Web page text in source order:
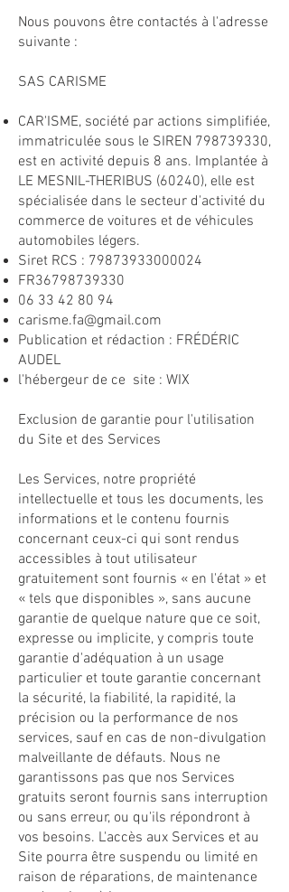
Nous pouvons être contactés à l'adresse
suivante :
SAS CARISME
CAR'ISME, société par actions simplifiée,
immatriculée sous le SIREN 798739330,
est en activité depuis 8 ans. Implantée à
LE MESNIL-THERIBUS (60240), elle est
spécialisée dans le secteur d'activité du
commerce de voitures et de véhicules
automobiles légers.
Siret RCS : 79873933000024
FR36798739330
06 33 42 80 94
carisme.fa@gmail.com
Publication et rédaction : FRÉDÉRIC
AUDEL
l'hébergeur de ce site : WIX
Exclusion de garantie pour l'utilisation
du Site et des Services
Les Services, notre propriété
intellectuelle et tous les documents, les
informations et le contenu fournis
concernant ceux-ci qui sont rendus
accessibles à tout utilisateur
gratuitement sont fournis « en l'état » et
« tels que disponibles », sans aucune
garantie de quelque nature que ce soit,
expresse ou implicite, y compris toute
garantie d'adéquation à un usage
particulier et toute garantie concernant
la sécurité, la fiabilité, la rapidité, la
précision ou la performance de nos
services, sauf en cas de non-divulgation
malveillante de défauts. Nous ne
garantissons pas que nos Services
gratuits seront fournis sans interruption
ou sans erreur, ou qu'ils répondront à
vos besoins. L'accès aux Services et au
Site pourra être suspendu ou limité en
raison de réparations, de maintenance